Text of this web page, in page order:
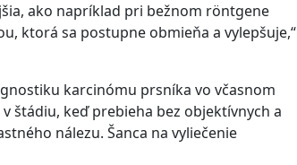
ako napríklad pri bežnom röntgene
ktorá sa postupne obmieňa a vylepšuje,“
karcinómu prsníka vo včasnom
štádiu, keď prebieha bez objektívnych a
nálezu. Šanca na vyliečenie